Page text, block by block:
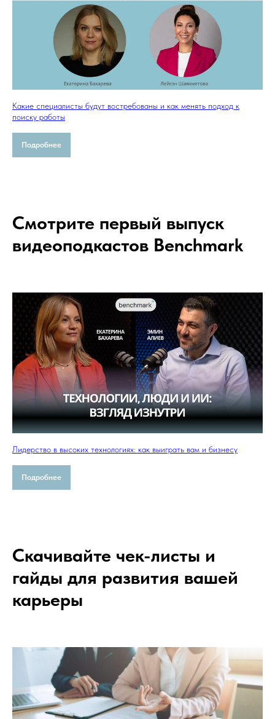
Какие специалисты будут востребованы и как менять подход к
поиску работы
Подробнее
Смотрите первый выпуск
видеоподкастов Benchmark
Лидерство в высоких технологиях: как выиграть вам и бизнесу
Подробнее
Скачивайте чек-листы и
гайды для развития вашей
карьеры